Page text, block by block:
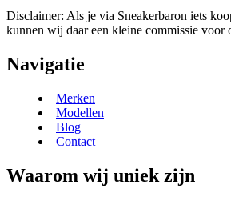
Disclaimer: Als je via Sneakerbaron iets
kunnen wij daar een kleine commissie voor
Navigatie
Merken
Modellen
Blog
Contact
Waarom wij uniek zijn